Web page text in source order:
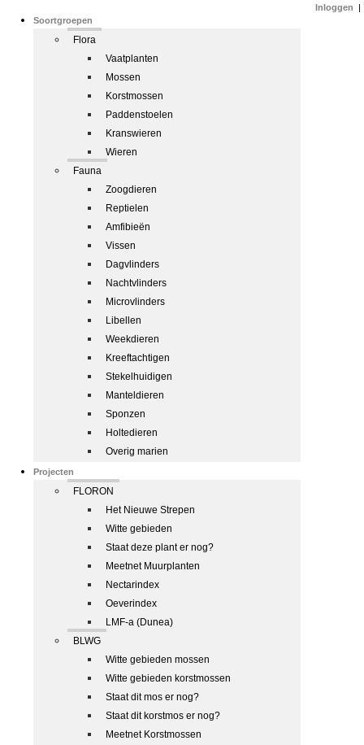
Soortgroepen
Flora
Vaatplanten
Mossen
Korstmossen
Paddenstoelen
Kranswieren
Wieren
Fauna
Zoogdieren
Reptielen
Amfibieën
Vissen
Dagvlinders
Nachtvlinders
Microvlinders
Libellen
Weekdieren
Kreeftachtigen
Stekelhuidigen
Manteldieren
Sponzen
Holtedieren
Overig marien
Projecten
FLORON
Het Nieuwe Strepen
Witte gebieden
Staat deze plant er nog?
Meetnet Muurplanten
Nectarindex
Oeverindex
LMF-a (Dunea)
BLWG
Witte gebieden mossen
Witte gebieden korstmossen
Staat dit mos er nog?
Staat dit korstmos er nog?
Meetnet Korstmossen
Inloggen |